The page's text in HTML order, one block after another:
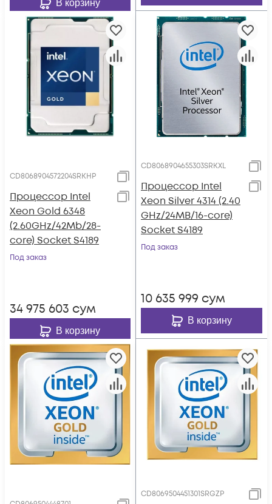
В корзину
CD8068904572204SRKHP
Процессор Intel
Xeon Gold 6348
(2.60GHz/42Mb/28-
core) Socket S4189
Под заказ
34 975 603 сум
В корзину
CD8068904655303SRKXL
Процессор Intel
Xeon Silver 4314 (2.40
GHz/24MB/16-core)
Socket S4189
Под заказ
10 635 999 сум
В корзину
CD8069504451301SRGZP